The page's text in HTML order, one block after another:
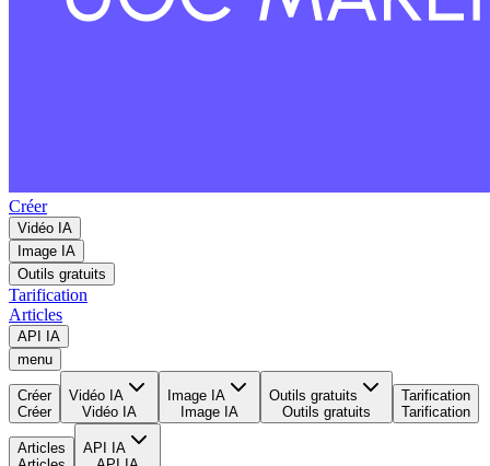
Créer
Vidéo IA
Image IA
Outils gratuits
Tarification
Articles
API IA
menu
Créer
Créer
Vidéo IA
Vidéo IA
Image IA
Image IA
Outils gratuits
Outils gratuits
Tarification
Tarification
Articles
API IA